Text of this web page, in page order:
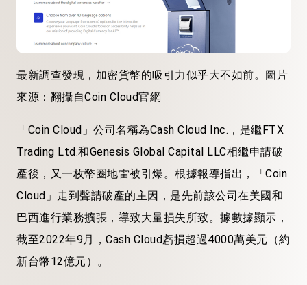
最新調查發現，加密貨幣的吸引力似乎大不如前。圖片
來源：翻攝自Coin Cloud官網
「Coin Cloud」公司名稱為Cash Cloud Inc.，是繼FTX
Trading Ltd.和Genesis Global Capital LLC相繼申請破
產後，又一枚幣圈地雷被引爆。根據報導指出，「Coin
Cloud」走到聲請破產的主因，是先前該公司在美國和
巴西進行業務擴張，導致大量損失所致。據數據顯示，
截至2022年9月，Cash Cloud虧損超過4000萬美元（約
新台幣12億元）。